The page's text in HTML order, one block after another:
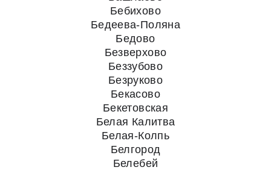
Бебихово
Бедеева-Поляна
Бедово
Безверхово
Беззубово
Безруково
Бекасово
Бекетовская
Белая Калитва
Белая-Колпь
Белгород
Белебей